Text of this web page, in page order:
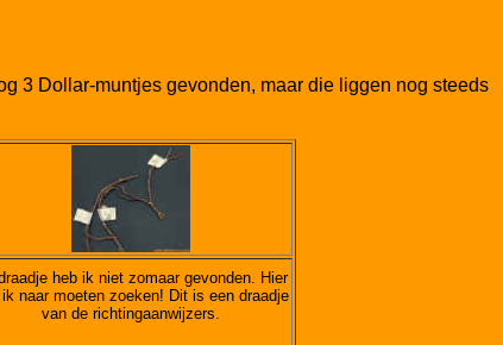
3 Dollar-muntjes gevonden, maar die liggen nog steeds
heb ik niet zomaar gevonden. Hier
ik naar moeten zoeken! Dit is een draadje
van de richtingaanwijzers.